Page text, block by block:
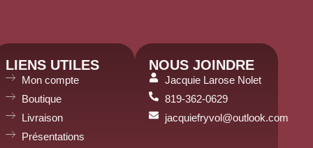
LIENS UTILES
Mon compte
Boutique
Livraison
Présentations
NOUS JOINDRE
Jacquie Larose Nolet
819-362-0629
jacquiefryvol@outlook.com